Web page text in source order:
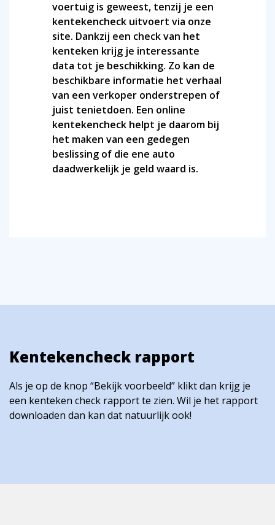
voertuig is geweest, tenzij je een
kentekencheck uitvoert via onze
site. Dankzij een check van het
kenteken krijg je interessante
data tot je beschikking. Zo kan de
beschikbare informatie het verhaal
van een verkoper onderstrepen of
juist tenietdoen. Een online
kentekencheck helpt je daarom bij
het maken van een gedegen
beslissing of die ene auto
daadwerkelijk je geld waard is.
Kentekencheck rapport
Als je op de knop “Bekijk voorbeeld” klikt dan krijg je
een kenteken check rapport te zien. Wil je het rapport
downloaden dan kan dat natuurlijk ook!